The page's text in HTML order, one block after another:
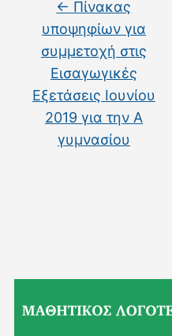
← Πίνακας
υποψηφίων για
συμμετοχή στις
Εισαγωγικές
Εξετάσεις Ιουνίου
2019 για την Α
γυμνασίου